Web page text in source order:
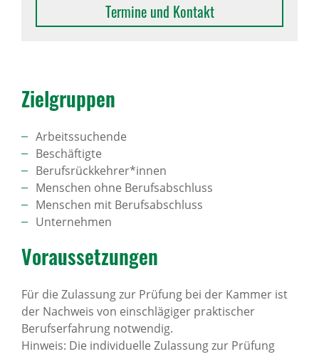
Termine und Kontakt
Ziel­gruppen
Arbeitssuchende
Beschäftigte
Berufsrückkehrer*innen
Menschen ohne Berufsabschluss
Menschen mit Berufsabschluss
Unternehmen
Voraus­set­zungen
Für die Zulassung zur Prüfung bei der Kammer ist
der Nachweis von einschlägiger praktischer
Berufserfahrung notwendig.
Hinweis: Die individuelle Zulassung zur Prüfung